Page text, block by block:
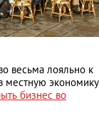
весьма лояльно к
местную
бизнес во